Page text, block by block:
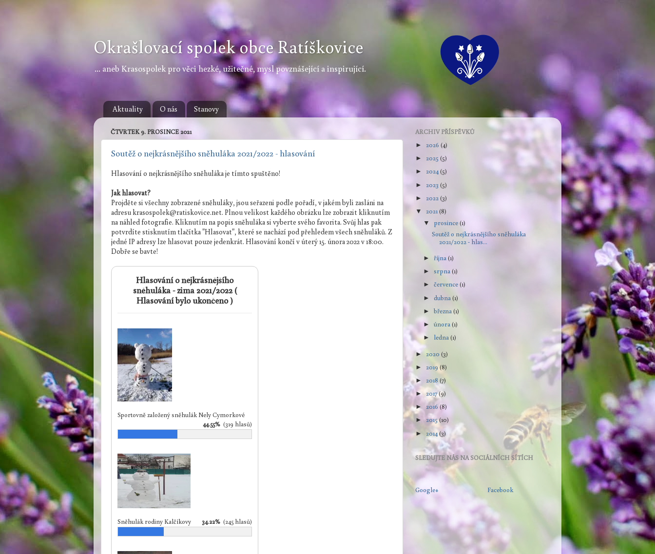
Okrašlovací spolek obce Ratíškovice
... aneb Krasospolek pro věci hezké, užitečné, mysl povznášející a inspirující.
Aktuality O nás Stanovy
ČTVRTEK 9. PROSINCE 2021
Soutěž o nejkrásnějšího sněhuláka 2021/2022 - hlasování
Hlasování o nejkrásnějšího sněhuláka je tímto spuštěno!
Jak hlasovat?
Projděte si všechny zobrazené sněhuláky, jsou seřazeni podle pořadí, v jakém byli zasláni na
adresu krasospolek@ratiskovice.net. Plnou velikost každého obrázku lze zobrazit kliknutím
na náhled fotografie. Kliknutím na popis sněhuláka si vyberte svého favorita. Svůj hlas pak
potvrdíte stisknutím tlačítka "Hlasovat", které se nachází pod přehledem všech sněhuláků. Z
jedné IP adresy lze hlasovat pouze jedenkrát. Hlasování končí v úterý 15. února 2022 v 18:00.
Dobře se bavte!
Hlasování o nejkrásnějšího
sněhuláka - zima 2021/2022 (
Hlasování bylo ukončeno )
Sportovně založený sněhulák Nely Cymorkové
44.55% (319 hlasů)
Sněhulák rodiny Kalčíkovy 34.22% (245 hlasů)
ARCHIV PŘÍSPĚVKŮ
► 2026 (4)
► 2025 (5)
► 2024(5)
► 2023 (5)
► 2022(3)
▼ 2021(8)
▼ prosince(1)
Soutěž o nejkrásnějšího sněhuláka
2021/2022 - hlas...
►října(1)
►srpna(1)
►července(1)
► dubna(1)
►března(1)
►února(1)
► ledna(1)
► 2020 (3)
► 2019(8)
► 2018 (7)
► 2017(9)
► 2016 (8)
► 2015(10)
► 2014 (3)
SLEDUJTE NÁS NA SOCIÁLNÍCH SÍTÍCH
Google+ Facebook